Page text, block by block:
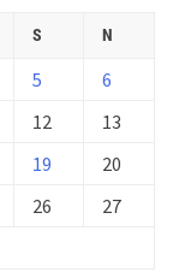
S N
5
6
12
13
19
20
26
27